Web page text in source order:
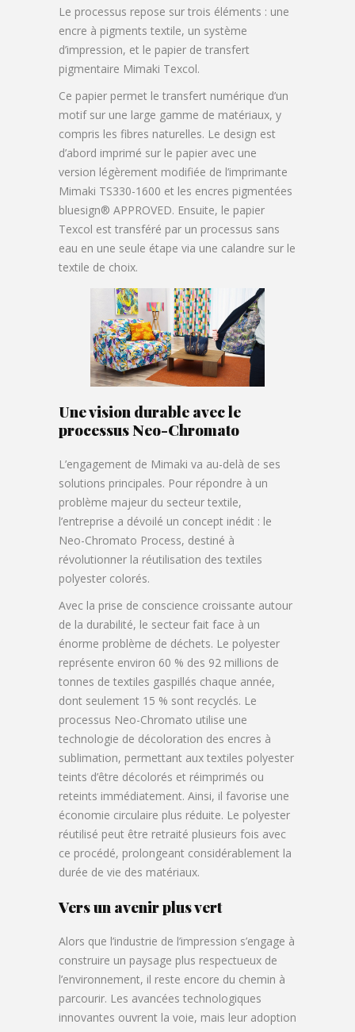
Le processus repose sur trois éléments : une
encre à pigments textile, un système
d’impression, et le papier de transfert
pigmentaire Mimaki Texcol.
Ce papier permet le transfert numérique d’un
motif sur une large gamme de matériaux, y
compris les fibres naturelles. Le design est
d’abord imprimé sur le papier avec une
version légèrement modifiée de l’imprimante
Mimaki TS330-1600 et les encres pigmentées
bluesign® APPROVED. Ensuite, le papier
Texcol est transféré par un processus sans
eau en une seule étape via une calandre sur le
textile de choix.
Une vision durable avec le
processus Neo-Chromato
L’engagement de Mimaki va au-delà de ses
solutions principales. Pour répondre à un
problème majeur du secteur textile,
l’entreprise a dévoilé un concept inédit : le
Neo-Chromato Process, destiné à
révolutionner la réutilisation des textiles
polyester colorés.
Avec la prise de conscience croissante autour
de la durabilité, le secteur fait face à un
énorme problème de déchets. Le polyester
représente environ 60 % des 92 millions de
tonnes de textiles gaspillés chaque année,
dont seulement 15 % sont recyclés. Le
processus Neo-Chromato utilise une
technologie de décoloration des encres à
sublimation, permettant aux textiles polyester
teints d’être décolorés et réimprimés ou
reteints immédiatement. Ainsi, il favorise une
économie circulaire plus réduite. Le polyester
réutilisé peut être retraité plusieurs fois avec
ce procédé, prolongeant considérablement la
durée de vie des matériaux.
Vers un avenir plus vert
Alors que l’industrie de l’impression s’engage à
construire un paysage plus respectueux de
l’environnement, il reste encore du chemin à
parcourir. Les avancées technologiques
innovantes ouvrent la voie, mais leur adoption